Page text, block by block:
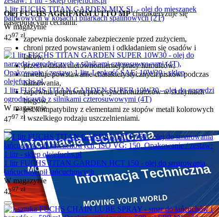
Olej FUCHS AGRIFARM UTTO MPcharakteryzuje się
następującymi cechami:
zapewnia doskonałe zabezpieczenie przed zużyciem,
chroni przed powstawaniem i odkładaniem się osadów i
laków,
przeciwdziała nierównomiernej pracy hamulców,
niweluje powstawanie charakterystycznych pisków podczas
hamowania,
zapewnia poprawną pracę synchronizatorów w skrzyniach
biegów,
jest kompatybilny z elementami ze stopów metali kolorowych
i wszelkiego rodzaju uszczelnieniami.
1 litr FUCHS TITAN GARDEN MIX SL - olej do mieszanek
paliwowych w kosach i pilarkach spalinowych (2T)
W magazynie
4297 zł
1 litr FUCHS TITAN GARDEN SUPER 10W30 - olej do narzędzi
ogrodniczych z silnikami czterosuwowymi (4T)
W magazynie
4797 zł
1 litr FUCHS TITAN GARDEN HCT 150 - olej do smarowania
łańcuchów pił łańcuchowych
W magazynie
4297 zł